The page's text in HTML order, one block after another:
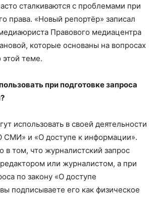
сталкиваются с проблемами при
права. «Новый репортёр» записал
Правового медиацентра
которые основаны на вопросах
этой теме.
при подготовке запроса
использовать в своей деятельности
СМИ» и «О доступе к информации».
в том, что журналистский запрос
или журналистом, а при
по закону «О доступе
подписываете его как физическое